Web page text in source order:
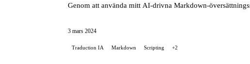
Genom att använda mitt AI-drivna Markdown-
3 mars 2024
Traduction IA Markdown Scripting +2